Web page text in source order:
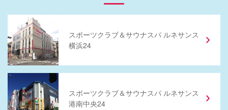
スポーツクラブ＆サウナスパ ルネサンス
横浜24
スポーツクラブ＆サウナスパ ルネサンス
港南中央24